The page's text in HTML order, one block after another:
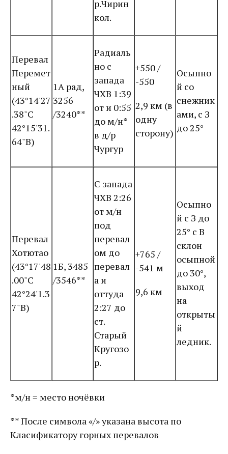
р.Чирин
кол.
Перевал
Перемет
ный
(43°14'27
.38"С
42°15'31.
64"В)
1А рад,
3256
/3240**
Радиаль
но с
запада
ЧХВ 1:39
от и 0:55
до м/н*
в д/р
Чургур
+550 /
-550
2,9 км (в
одну
сторону)
Осыпно
й со
снежник
ами, с З
до 25°
Перевал
Хотютао
(43°17'48
.00"С
42°24'1.3
7"В)
1Б, 3485
/3546**
С запада
ЧХВ 2:26
от м/н
под
перевал
ом до
перевал
а и
оттуда
2:27 до
ст.
Старый
Кругозо
р.
+765 /
-541 м
9,6 км
Осыпно
й с З до
25° с В
склон
осыпной
до 30°,
выход
на
открыты
й
ледник.
*м/н = место ночёвки
** После символа «/» указана высота по
Класификатору горных перевалов